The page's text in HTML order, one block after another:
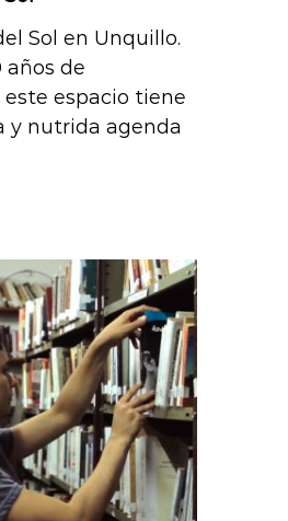
Sol en Unquillo.
años de
espacio tiene
y nutrida agenda